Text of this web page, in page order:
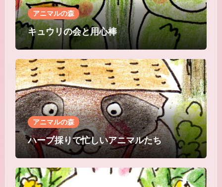
アニマルの森
キュウリの会と用心棒
アニマルの森
ハーブ採りで忙しいアニマルたち